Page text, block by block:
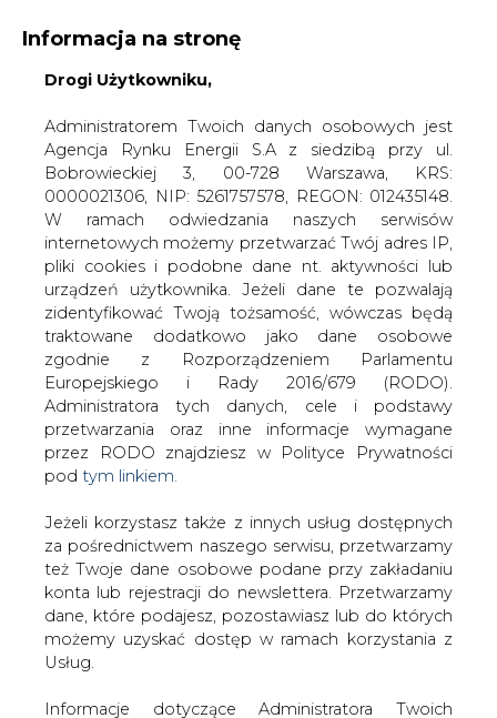
KONTAKT:
WYDAWCA PORTALU:
WYSOKI KONTRAST WIELKOŚĆ TEKSTU A A
ZALOGUJ SIĘ
WŁĄCZ CIRE.TV
Informacja na stronę
Drogi Użytkowniku,
Administratorem Twoich danych osobowych jest
Agencja Rynku Energii S.A z siedzibą przy ul.
Bobrowieckiej 3, 00-728 Warszawa, KRS:
0000021306, NIP: 5261757578, REGON: 012435148.
W ramach odwiedzania naszych serwisów
internetowych możemy przetwarzać Twój adres IP,
pliki cookies i podobne dane nt. aktywności lub
urządzeń użytkownika. Jeżeli dane te pozwalają
zidentyfikować Twoją tożsamość, wówczas będą
traktowane dodatkowo jako dane osobowe
zgodnie z Rozporządzeniem Parlamentu
Europejskiego i Rady 2016/679 (RODO).
Administratora tych danych, cele i podstawy
przetwarzania oraz inne informacje wymagane
przez RODO znajdziesz w Polityce Prywatności
pod tym linkiem.
Jeżeli korzystasz także z innych usług dostępnych
za pośrednictwem naszego serwisu, przetwarzamy
też Twoje dane osobowe podane przy zakładaniu
konta lub rejestracji do newslettera. Przetwarzamy
dane, które podajesz, pozostawiasz lub do których
możemy uzyskać dostęp w ramach korzystania z
Usług.
Informacje dotyczące Administratora Twoich
Strona główna
SERWIS INFORMACYJNY CIRE
Statoil wciąż bez dyrektora
2004-01-07 00:00